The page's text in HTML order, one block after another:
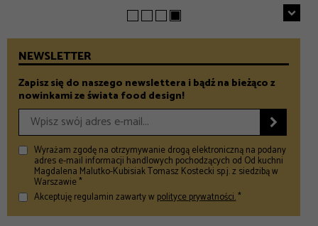
NEWSLETTER
Zapisz się do naszego newslettera i bądź na bieżąco z
nowinkami ze świata food design!

Wyrażam zgodę na otrzymywanie drogą elektroniczną na podany
adres e-mail informacji handlowych pochodzących od Od kuchni
Magdalena Malutko-Kubisiak Tomasz Kostecki sp.j. z siedzibą w
Warszawie *
Akceptuję regulamin zawarty wpolityce prywatności.*